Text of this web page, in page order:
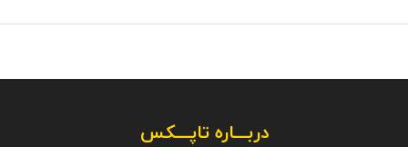
دربـــارهتاپـــکس